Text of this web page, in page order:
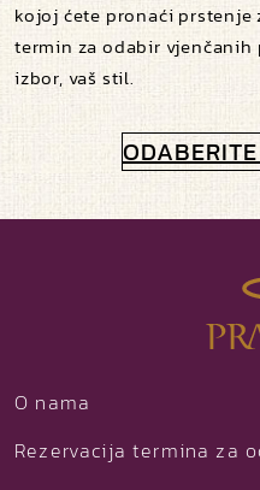
kojoj ćete pronaći prstenje
termin za odabir vjenčanih
izbor, vaš stil.
O nama
Rezervacija termina za